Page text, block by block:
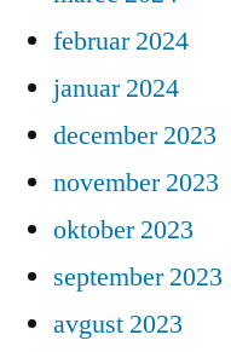
februar 2024
januar 2024
december 2023
november 2023
oktober 2023
september 2023
avgust 2023